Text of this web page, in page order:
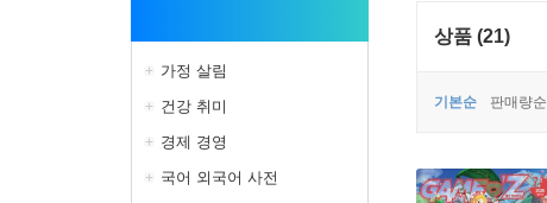
가정 살림
건강 취미
경제 경영
국어 외국어 사전
상품 (21)
기본순 판매량순